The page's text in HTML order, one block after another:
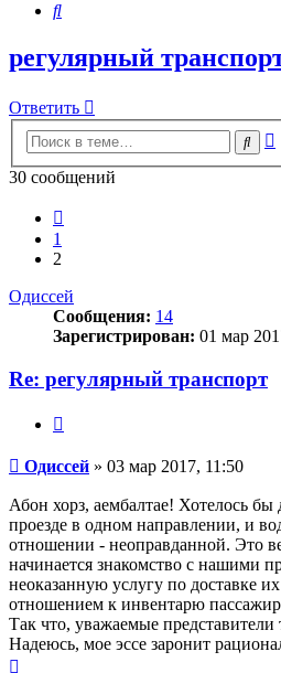
Поиск
регулярный
Ответить
Поиск
30 сообщений
1
2
Одиссей
Сообщения: 14
Зарегистрирован: 01 мар
Re: регулярный транспорт
Сообщение
Одиссей » 03 мар 2017, 11:50
Абон хорз, аембалтае! Хотелось бы
проезде в одном направлении, и
отношении - неоправданной. Это
начинается знакомство с нашими
неоказанную услугу по доставке
отношением к инвентарю
Так что, уважаемые
Надеюсь, мое эссе заронит